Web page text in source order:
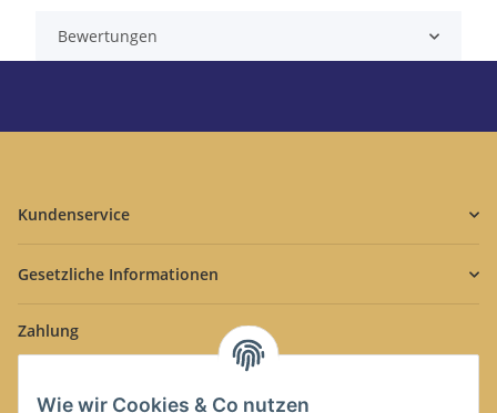
Wie wir Cookies & Co nutzen
Bewertungen
Kundenservice
Gesetzliche Informationen
Zahlung